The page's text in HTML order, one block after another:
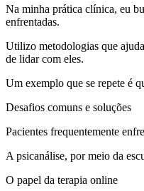
Na minha prática clínica, eu
enfrentadas.
Utilizo metodologias que
de lidar com eles.
Um exemplo que se repete é
Desafios comuns e soluções
Pacientes frequentemente
A psicanálise, por meio da
O papel da terapia online